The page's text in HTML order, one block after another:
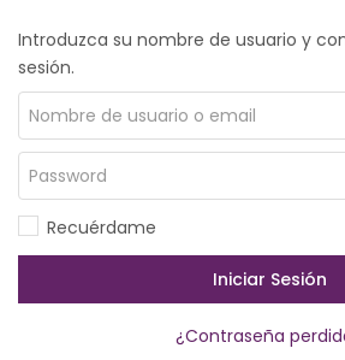
Recuérdame
Introduzca su nombre de usuario y
sesión.
Recuérdame
Iniciar Sesión
¿Contraseña